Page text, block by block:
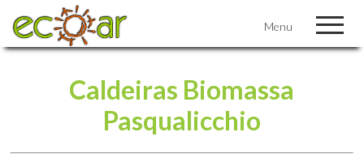
Menu
Caldeiras Biomassa
Pasqualicchio